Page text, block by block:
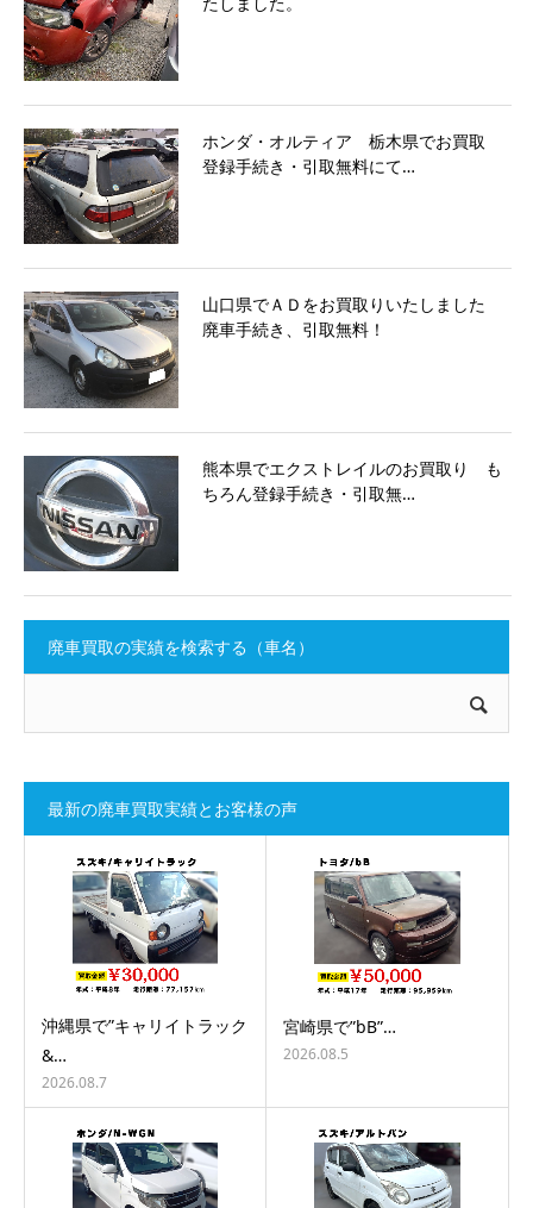
ホンダ・オルティア 栃木県でお買取
登録手続き・引取無料にて…
山口県でＡＤをお買取りいたしました
廃車手続き、引取無料！
熊本県でエクストレイルのお買取り も
ちろん登録手続き・引取無…
廃車買取の実績を検索する（車名）
最新の廃車買取実績とお客様の声
沖縄県で”キャリイトラック
&…
2026.08.7
宮崎県で”bB”…
2026.08.5